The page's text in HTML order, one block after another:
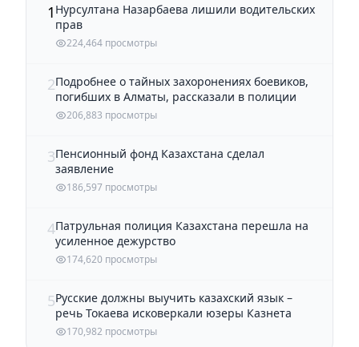
1 Нурсултана Назарбаева лишили водительских
прав
224,464 просмотры
2Подробнее о тайных захоронениях боевиков,
погибших в Алматы, рассказали в полиции
206,883 просмотры
3Пенсионный фонд Казахстана сделал
заявление
186,597 просмотры
4Патрульная полиция Казахстана перешла на
усиленное дежурство
174,620 просмотры
5Русские должны выучить казахский язык –
речь Токаева исковеркали юзеры Казнета
170,982 просмотры